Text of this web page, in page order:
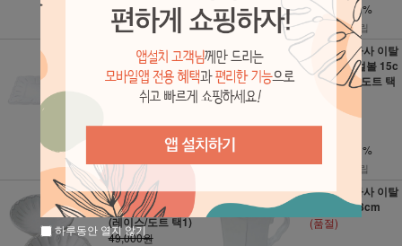
할인율 : 40%
294point 적립
할인율 : 40%
312point 적립
버지니아까사 이탈
리카 직사각 접시
25*15cm [소]
84,000원
할인율 : 40%
504point 적립
버지니아까사 이탈
리카 씨리얼볼 15c
m (레이스/도트 택
47,000원
28,200원
할인율 : 40%
282point 적립
버지니아까사 이탈
리카 찬기 14cm
(레이스/도트 택1)
49,000원
버지니아까사 이탈
리카 머그 8cm
(품절)
하루동안 열지 않기